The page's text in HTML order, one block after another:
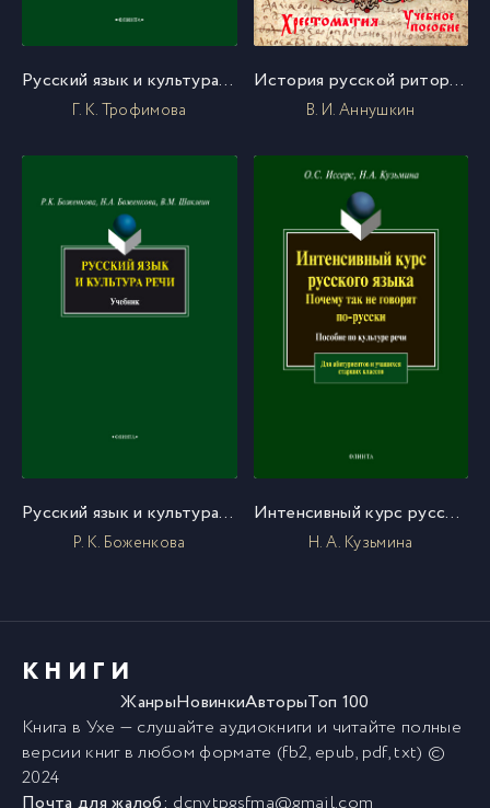
Русский язык и культура речи. Курс лекций
Г. К. Трофимова
История русской риторики. Хрестоматия
В. И. Аннушкин
Русский язык и культура речи
Р. К. Боженкова
Интенсивный курс русского языка. Почему так не говорят по-русски. Пособие по культуре речи
Н. А. Кузьмина
КНИГИ
ЖанрыНовинкиАвторыТоп 100
Книга в Ухе — слушайте аудиокниги и читайте полные
версии книгв любом формате (fb2, epub, pdf, txt) ©
2024